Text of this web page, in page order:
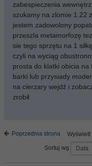
zabespieczenia
szukamy na zlomie 1.22
jestem zadowolony
przeszla metamorfozę
sie tego sprzętu na 1
czyli na wyciąg
prosta do klatki obicia na
barki lub przysiady
na cierzary wejdź i
zrobił
Poprzednia strona
Wyświetl
Sortuj wg